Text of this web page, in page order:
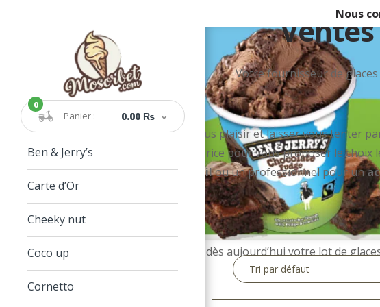
Nous
Panier : 0.00 ₨
0
Ben & Jerry’s
Carte d’Or
Cheeky nut
Coco up
Cornetto
Votre fournisseur de glaces
Faites-vous plaisir et laisser vous tenter
l’île Maurice pour vous proposer le
détailou un professionnel pour un
Achetez dès aujourd’hui votre lot de
glaces Ben &